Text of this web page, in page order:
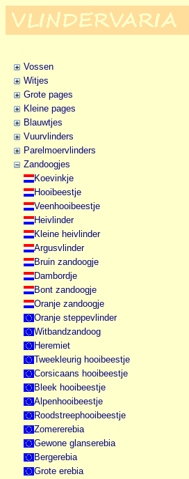
Vossen
Witjes
Grote pages
Kleine pages
Blauwtjes
Vuurvlinders
Parelmoervlinders
Zandoogjes
Koevinkje
Hooibeestje
Veenhooibeestje
Heivlinder
Kleine heivlinder
Argusvlinder
Bruin zandoogje
Dambordje
Bont zandoogje
Oranje zandoogje
Oranje steppevlinder
Witbandzandoog
Heremiet
Tweekleurig hooibeestje
Corsicaans hooibeestje
Bleek hooibeestje
Alpenhooibeestje
Roodstreephooibeestje
Zomererebia
Gewone glanserebia
Bergerebia
Grote erebia